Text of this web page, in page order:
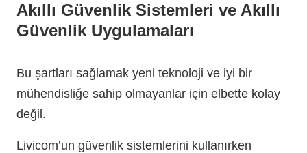
Akıllı Güvenlik Sistemleri ve Akıllı
Güvenlik Uygulamaları
Bu şartları sağlamak yeni teknoloji ve iyi bir
mühendisliğe sahip olmayanlar için elbette kolay
değil.
Livicom’un güvenlik sistemlerini kullanırken